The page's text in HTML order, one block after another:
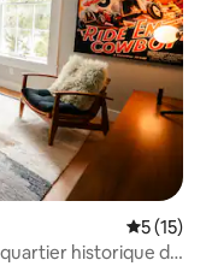
5 (15)
quartier historique de